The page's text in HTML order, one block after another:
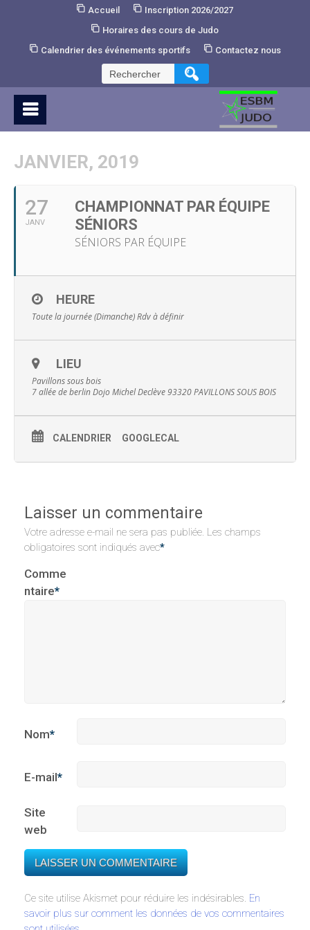
Accueil
Inscription 2026/2027
Horaires des cours de Judo
Calendrier des événements sportifs
Contactez nous
Rechercher :
JANVIER, 2019
27
JANV
CHAMPIONNAT PAR ÉQUIPE
SÉNIORS
SÉNIORS PAR ÉQUIPE
HEURE
Toute la journée (Dimanche)Rdv à définir
LIEU
Pavillons sous bois
7 allée de berlin Dojo Michel Declève 93320 PAVILLONS SOUS BOIS
CALENDRIER GOOGLECAL
Laisser un commentaire
Votre adresse e-mail ne sera pas publiée. Les champs
obligatoires sont indiqués avec*
Comme
ntaire*
Nom*
E-mail*
Site
web
Ce site utilise Akismet pour réduire les indésirables. En
savoir plus sur comment les données de vos commentaires